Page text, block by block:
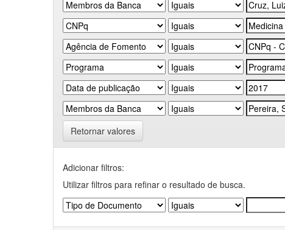
Retornar valores
Adicionar filtros:
Utilizar filtros para refinar o resultado de busca.